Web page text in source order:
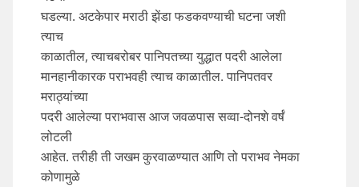
घडल्या. अटकेपार मराठी झेंडा फडकवण्याची घटना जशी
त्याच
काळातील, त्याचबरोबर पानिपतच्या युद्धात पदरी आलेला
मानहानीकारक पराभवही त्याच काळातील. पानिपतवर
मराठ्यांच्या
पदरी आलेल्या पराभवास आज जवळपास सव्वा-दोनशे वर्षं
लोटली
आहेत. तरीही ती जखम कुरवाळण्यात आणि तो पराभव नेमका
कोणामुळे